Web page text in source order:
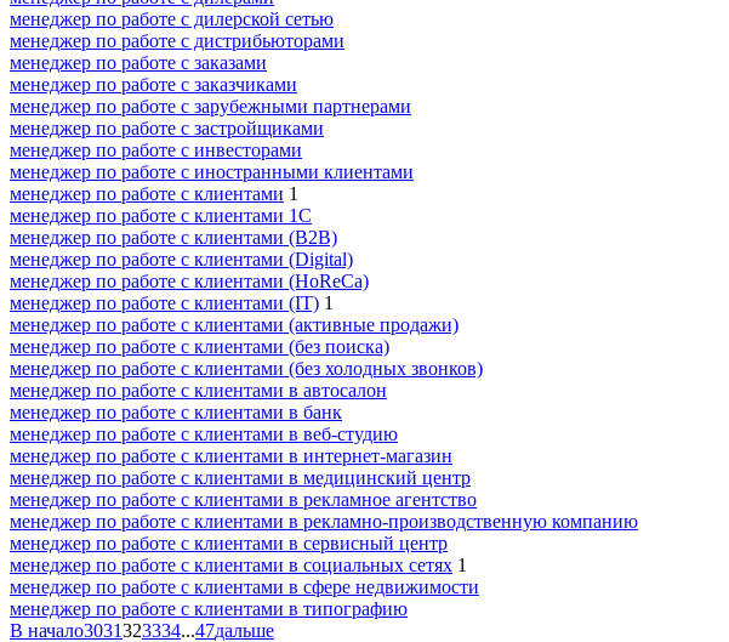
менеджер по работе с дилерской сетью
менеджер по работе с дистрибьюторами
менеджер по работе с заказами
менеджер по работе с заказчиками
менеджер по работе с зарубежными партнерами
менеджер по работе с застройщиками
менеджер по работе с инвесторами
менеджер по работе с иностранными клиентами
менеджер по работе с клиентами 1
менеджер по работе с клиентами 1С
менеджер по работе с клиентами (B2B)
менеджер по работе с клиентами (Digital)
менеджер по работе с клиентами (HoReCa)
менеджер по работе с клиентами (IT) 1
менеджер по работе с клиентами (активные продажи)
менеджер по работе с клиентами (без поиска)
менеджер по работе с клиентами (без холодных звонков)
менеджер по работе с клиентами в автосалон
менеджер по работе с клиентами в банк
менеджер по работе с клиентами в веб-студию
менеджер по работе с клиентами в интернет-магазин
менеджер по работе с клиентами в медицинский центр
менеджер по работе с клиентами в рекламное агентство
менеджер по работе с клиентами в рекламно-производственную компанию
менеджер по работе с клиентами в сервисный центр
менеджер по работе с клиентами в социальных сетях 1
менеджер по работе с клиентами в сфере недвижимости
менеджер по работе с клиентами в типографию
В начало3031323334...47дальше